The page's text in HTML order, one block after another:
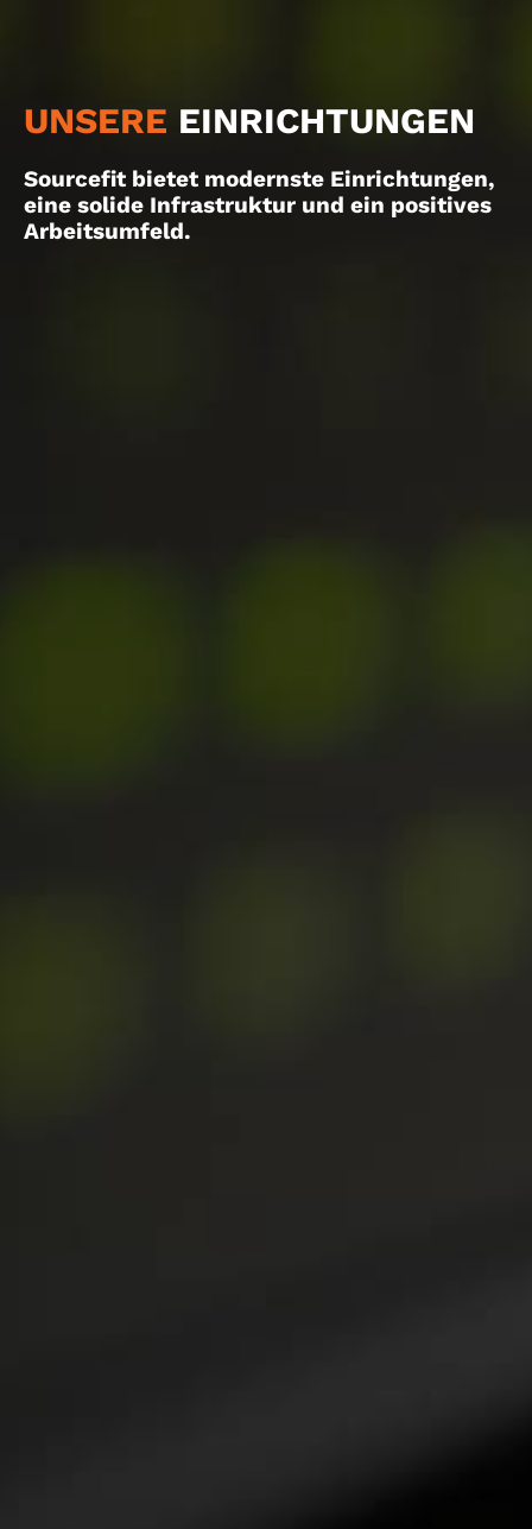
UNSERE EINRICHTUNGEN
Sourcefit bietet modernste Einrichtungen,
eine solide Infrastruktur und ein positives
Arbeitsumfeld.